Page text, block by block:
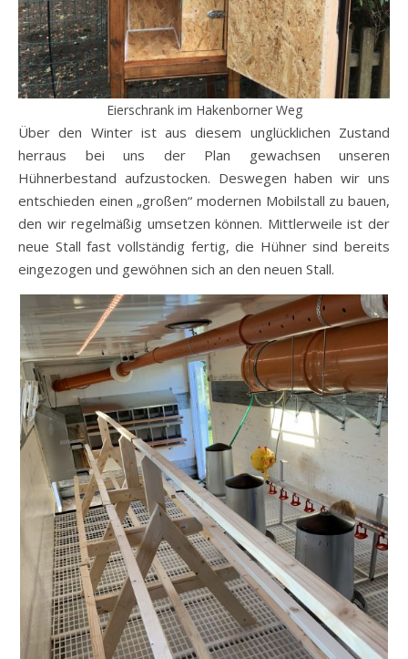
Eierschrank im Hakenborner Weg
Über den Winter ist aus diesem unglücklichen Zustand
herraus bei uns der Plan gewachsen unseren
Hühnerbestand aufzustocken. Deswegen haben wir uns
entschieden einen „großen“ modernen Mobilstall zu bauen,
den wir regelmäßig umsetzen können. Mittlerweile ist der
neue Stall fast vollständig fertig, die Hühner sind bereits
eingezogen und gewöhnen sich an den neuen Stall.